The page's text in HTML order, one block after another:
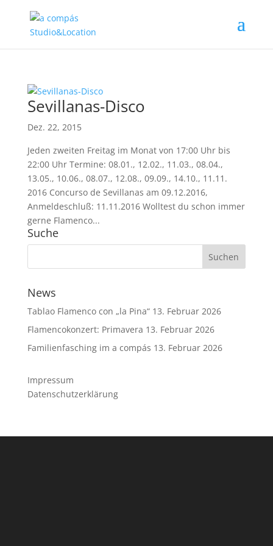
Sevillanas-Disco
Dez. 22, 2015
Jeden zweiten Freitag im Monat von 17:00 Uhr bis
22:00 Uhr Termine: 08.01., 12.02., 11.03., 08.04.,
13.05., 10.06., 08.07., 12.08., 09.09., 14.10., 11.11.
2016 Concurso de Sevillanas am 09.12.2016,
Anmeldeschluß: 11.11.2016 Wolltest du schon immer
gerne Flamenco...
Suche
News
Tablao Flamenco con „la Pina“ 13. Februar 2026
Flamencokonzert: Primavera 13. Februar 2026
Familienfasching im a compás 13. Februar 2026
Impressum
Datenschutzerklärung